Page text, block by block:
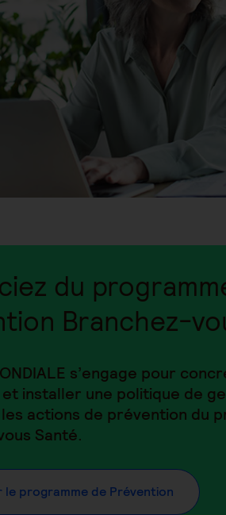
du
Branchez-
s’engage pour
installer une politique de
actions de prévention du
Santé.
le programme de Prévention